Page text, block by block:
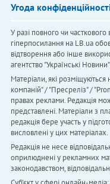
Угода
У разі повного чи часткового
гіперпосилання на LB.ua
відтворення або інше
агентство "Українськi
Матеріали, які
компаній" / "Пресреліз" /
правах реклами. Редакція
представлені. Матеріали з
редакція бере участь у
висловлені у цих матеріалах.
Редакція не несе
оприлюднені у рекламних
законодавством,